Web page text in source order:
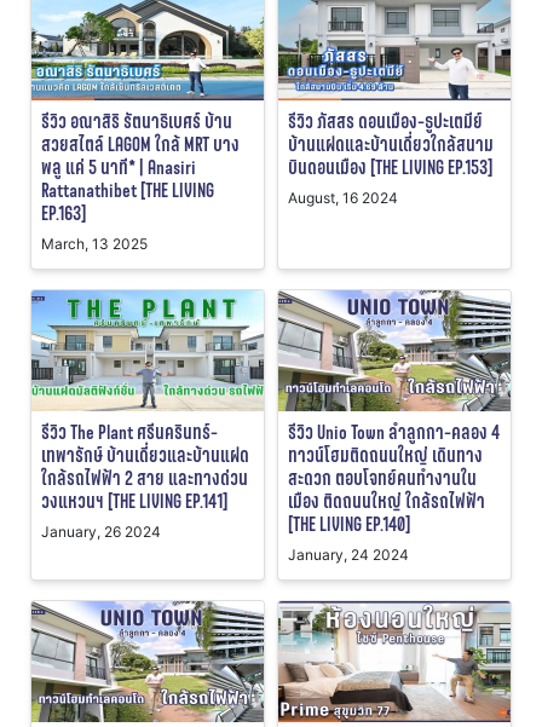
รีวิว อณาสิริ รัตนาธิเบศร์ บ้าน
สวยสไตล์ LAGOM ใกล้ MRT บาง
พลู แค่ 5 นาที* | Anasiri
Rattanathibet [THE LIVING
EP.163]
March, 13 2025
รีวิว ภัสสร ดอนเมือง-ธูปะเตมีย์
บ้านแฝดและบ้านเดี่ยวใกล้สนาม
บินดอนเมือง [THE LIVING EP.153]
August, 16 2024
รีวิว The Plant ศรีนครินทร์-
เทพารักษ์ บ้านเดี่ยวและบ้านแฝด
ใกล้รถไฟฟ้า 2 สาย และทางด่วน
วงแหวนฯ [THE LIVING EP.141]
January, 26 2024
รีวิว Unio Town ลำลูกกา-คลอง 4
ทาวน์โฮมติดถนนใหญ่ เดินทาง
สะดวก ตอบโจทย์คนทำงานใน
เมือง ติดถนนใหญ่ ใกล้รถไฟฟ้า
[THE LIVING EP.140]
January, 24 2024